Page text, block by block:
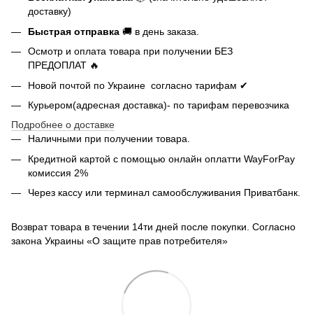
доставку)
Быстрая отправка 🚚 в день заказа.
Осмотр и оплата товара при получении БЕЗ
ПРЕДОПЛАТ 🔥
Новой почтой по Украине согласно тарифам ✔
Курьером(адресная доставка)- по тарифам перевозчика
Подробнее о доставке
Наличными при получении товара.
Кредитной картой с помощью онлайн оплатти WayForPay
комиссия 2%
Через кассу или терминал самообслуживания Приватбанк.
Возврат товара в течении 14ти дней после покупки. Согласно
закона Украины «О защите прав потребителя»